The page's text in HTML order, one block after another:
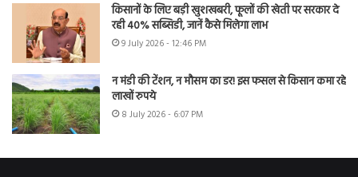
किसानों के लिए बड़ी खुशखबरी, फूलों की खेती पर सरकार दे
रही 40% सब्सिडी, जानें कैसे मिलेगा लाभ
9 July 2026 - 12:46 PM
न मंडी की टेंशन, न मौसम का डर! इस फसल से किसान कमा रहे
लाखों रुपये
8 July 2026 - 6:07 PM